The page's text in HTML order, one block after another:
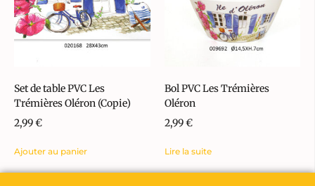
Set de table PVC Les
Trémières Oléron (Copie)
2,99€
Ajouter au panier
Bol PVC Les Trémières
Oléron
2,99€
Lire la suite